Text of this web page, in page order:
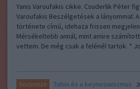
Yanis Varoufakis cikke. Csuderlik Péter
Varoufakis Beszélgetések a lányommal:
története című, idehaza frissen
Mérsékeltebb annál, mint amire
vettem. De még csak a felénél tartok. *
hocinesze Tobin és a keynesianizmus